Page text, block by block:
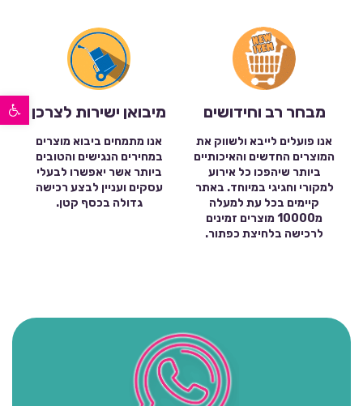
פתח סרגל נגישות מבחר רב וחידושים
אנו פועלים לייבא ולשווק את
המוצרים החדשים והאיכותיים
ביותר שיהפכו כל אירוע
למקורי וחגיגי במיוחד. באתר
קיימים בכל עת למעלה
מ10000 מוצרים זמינים
לרכישה בלחיצת כפתור.
מיבואן ישירות לצרכן
אנו מתמחים ביבוא מוצרים
במחירים הנגישים והטובים
ביותר אשר יאפשרו לבעלי
עסקים ועניין לבצע רכישה
גדולה בכסף קטן.